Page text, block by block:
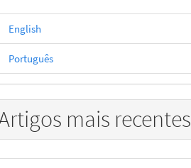
English
Português
mais recentes